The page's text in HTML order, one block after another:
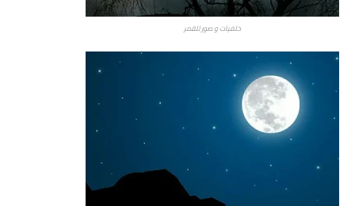
خلفيات و صور للقمر